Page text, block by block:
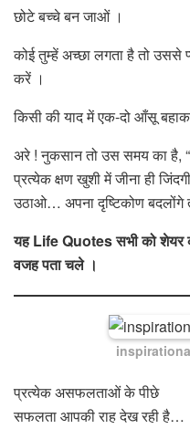
छोटे बच्चे बन जाओं ।
कोई तुम्हें अच्छा लगता है तो उससे
करें ।
किसी की याद में एक-दो आँसू
अरे ! नुकसान तो उस समय का है,
प्रत्येक क्षण खुशी में जीना ही
उठाओ… अपना दृष्टिकोण
यह Life Quotes सभी को शेयर
वजह पता चले ।
प्रत्येक असफलताओं के पीछे
सफलता आपकी राह देख रही है…